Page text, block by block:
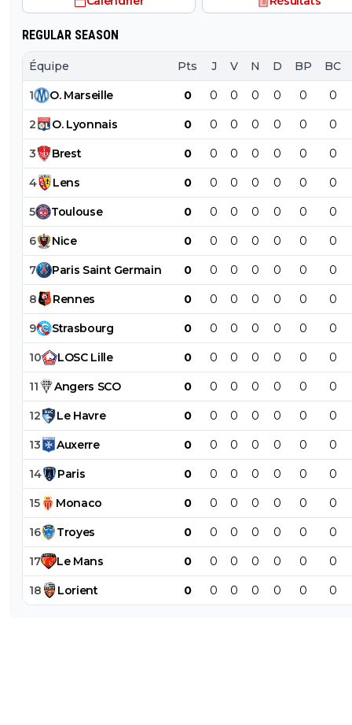
REGULAR SEASON
Équipe Pts J V N D BP BC
1 O. Marseille 0 0 0 0 0 0 0
2 O. Lyonnais 0 0 0 0 0 0 0
3 Brest 0 0 0 0 0 0 0
4 Lens 0 0 0 0 0 0 0
5 Toulouse 0 0 0 0 0 0 0
6 Nice 0 0 0 0 0 0 0
7 Paris Saint Germain 0 0 0 0 0 0 0
8 Rennes 0 0 0 0 0 0 0
9 Strasbourg 0 0 0 0 0 0 0
10 LOSC Lille 0 0 0 0 0 0 0
11 Angers SCO 0 0 0 0 0 0 0
12 Le Havre 0 0 0 0 0 0 0
13 Auxerre 0 0 0 0 0 0 0
14 Paris 0 0 0 0 0 0 0
15 Monaco 0 0 0 0 0 0 0
16 Troyes 0 0 0 0 0 0 0
17 Le Mans 0 0 0 0 0 0 0
18 Lorient 0 0 0 0 0 0 0